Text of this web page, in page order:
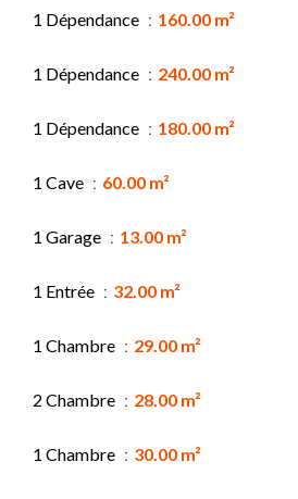
1 Dépendance 160.00 m²
1 Dépendance 240.00 m²
1 Dépendance 180.00 m²
1 Cave 60.00 m²
1 Garage 13.00 m²
1 Entrée 32.00 m²
1 Chambre 29.00 m²
2 Chambre 28.00 m²
1 Chambre 30.00 m²